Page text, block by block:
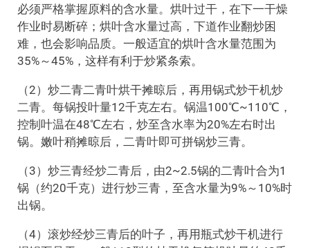
必须严格掌握原料的含水量。烘叶过干，在下一干燥
作业时易断碎；烘叶含水量过高，下道作业翻炒困
难，也会影响品质。一般适宜的烘叶含水量范围为
35%～45%，这样有利于炒紧条索。
（2）炒二青二青叶烘干摊晾后，再用锅式炒干机炒
二青。每锅投叶量12千克左右。锅温100℃~110℃，
控制叶温在48℃左右，炒至含水率为20%左右时出
锅。嫩叶稍摊晾后，二青叶即可拼锅炒三青。
（3）炒三青经炒二青后，由2~2.5锅的二青叶合为1
锅（约20千克）进行炒三青，至含水量为9%～10%时
出锅。
（4）滚炒经炒三青后的叶子，再用瓶式炒干机进行